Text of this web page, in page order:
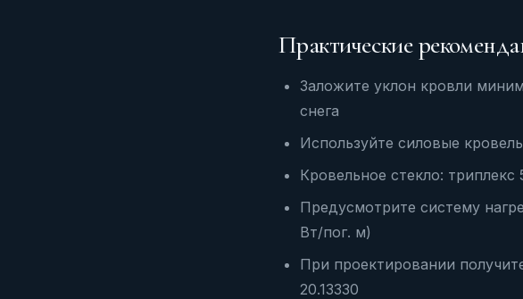
Практические
Заложите уклон кровли
снега
Используйте силовые
Кровельное стекло:
Предусмотрите систему
Вт/пог. м)
При проектировании
20.13330